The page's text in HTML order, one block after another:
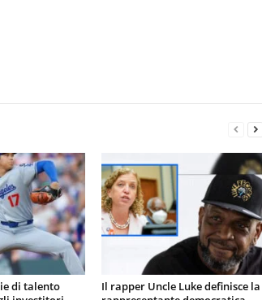
di talento
Il rapper Uncle Luke definisce la